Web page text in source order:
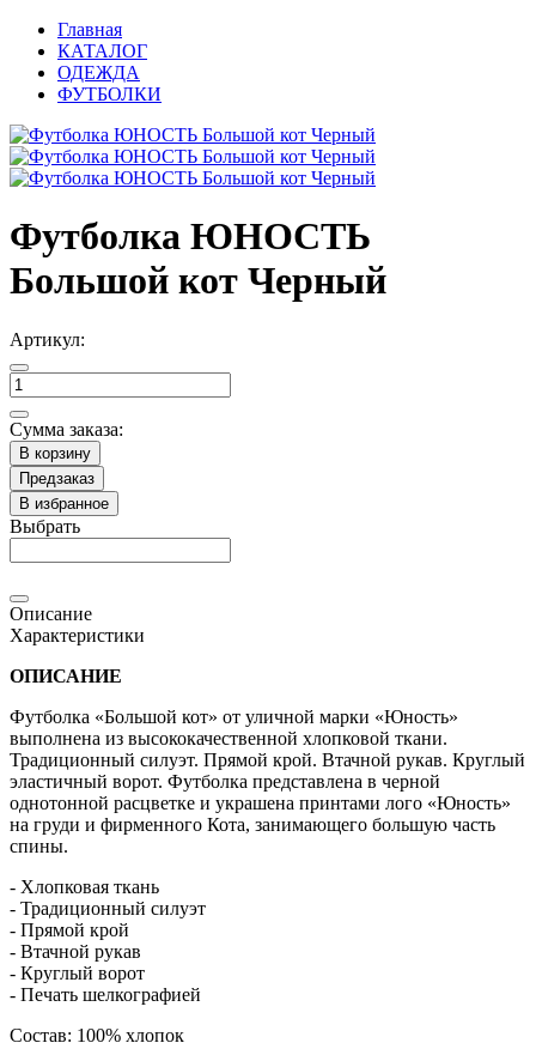
Главная
КАТАЛОГ
ОДЕЖДА
ФУТБОЛКИ
Футболка ЮНОСТЬ
Большой кот Черный
Артикул:
Сумма заказа:
В корзину
Предзаказ
В избранное
Выбрать
Описание
Характеристики
ОПИСАНИЕ
Футболка «Большой кот» от уличной марки «Юность»
выполнена из высококачественной хлопковой ткани.
Традиционный силуэт. Прямой крой. Втачной рукав. Круглый
эластичный ворот. Футболка представлена в черной
однотонной расцветке и украшена принтами лого «Юность»
на груди и фирменного Кота, занимающего большую часть
спины.
- Хлопковая ткань
- Традиционный силуэт
- Прямой крой
- Втачной рукав
- Круглый ворот
- Печать шелкографией
Состав: 100% хлопок